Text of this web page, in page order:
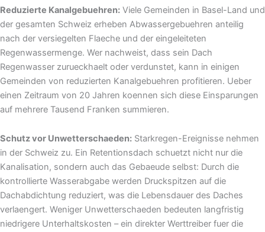
Reduzierte Kanalgebuehren: Viele Gemeinden in Basel-Land und
der gesamten Schweiz erheben Abwassergebuehren anteilig
nach der versiegelten Flaeche und der eingeleiteten
Regenwassermenge. Wer nachweist, dass sein Dach
Regenwasser zurueckhaelt oder verdunstet, kann in einigen
Gemeinden von reduzierten Kanalgebuehren profitieren. Ueber
einen Zeitraum von 20 Jahren koennen sich diese Einsparungen
auf mehrere Tausend Franken summieren.
Schutz vor Unwetterschaeden: Starkregen-Ereignisse nehmen
in der Schweiz zu. Ein Retentionsdach schuetzt nicht nur die
Kanalisation, sondern auch das Gebaeude selbst: Durch die
kontrollierte Wasserabgabe werden Druckspitzen auf die
Dachabdichtung reduziert, was die Lebensdauer des Daches
verlaengert. Weniger Unwetterschaeden bedeuten langfristig
niedrigere Unterhaltskosten – ein direkter Werttreiber fuer die